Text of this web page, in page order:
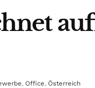
, Office, Österreich